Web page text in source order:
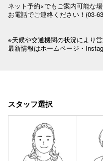
ネット予約×でもご案内可能な
お電話でご連絡ください！(03-
※天候や交通機関の状況により
最新情報はホームページ・
スタッフ選択